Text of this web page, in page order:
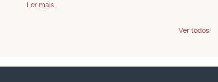
Ler mais...
Ver todos!